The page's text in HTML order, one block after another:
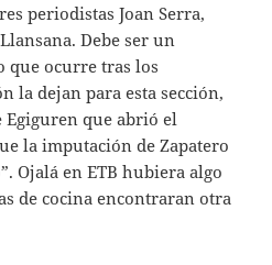
periodistas Joan Serra,
Debe ser un
que ocurre tras los
la dejan para esta sección,
Egiguren que abrió el
la imputación de Zapatero
Ojalá en ETB hubiera algo
de cocina encontraran otra